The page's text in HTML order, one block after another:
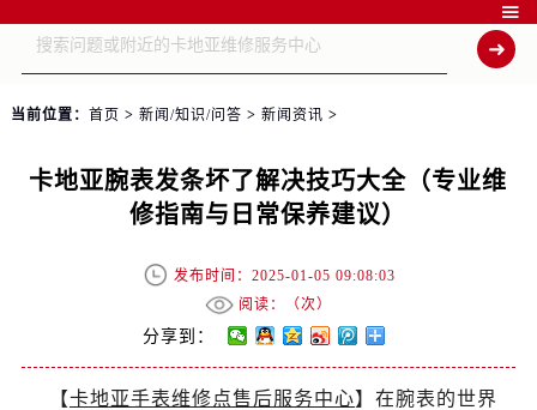

当前位置： 首页 > 新闻/知识/问答 > 新闻资讯 >
卡地亚腕表发条坏了解决技巧大全（专业维
修指南与日常保养建议）
发布时间：2025-01-05 09:08:03
阅读：（次）
分享到：
【卡地亚手表维修点售后服务中心】在腕表的世界